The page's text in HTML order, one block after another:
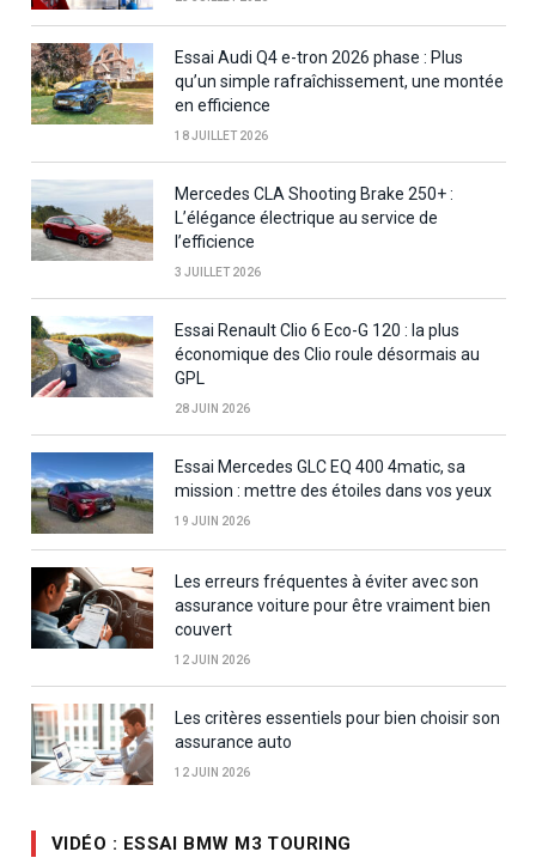
Essai Audi Q4 e-tron 2026 phase : Plus
qu’un simple rafraîchissement, une montée
en efficience
18 JUILLET 2026
Mercedes CLA Shooting Brake 250+ :
L’élégance électrique au service de
l’efficience
3 JUILLET 2026
Essai Renault Clio 6 Eco-G 120 : la plus
économique des Clio roule désormais au
GPL
28 JUIN 2026
Essai Mercedes GLC EQ 400 4matic, sa
mission : mettre des étoiles dans vos yeux
19 JUIN 2026
Les erreurs fréquentes à éviter avec son
assurance voiture pour être vraiment bien
couvert
12 JUIN 2026
Les critères essentiels pour bien choisir son
assurance auto
12 JUIN 2026
VIDÉO : ESSAI BMW M3 TOURING